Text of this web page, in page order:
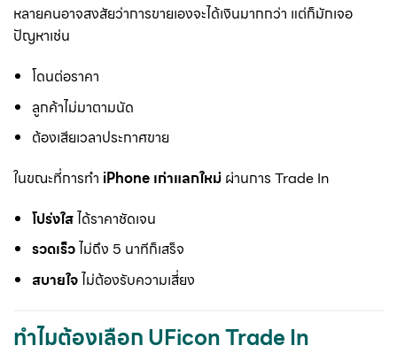
หลายคนอาจสงสัยว่าการขายเองจะได้เงินมากกว่า แต่ก็มักเจอ
ปัญหาเช่น
โดนต่อราคา
ลูกค้าไม่มาตามนัด
ต้องเสียเวลาประกาศขาย
ในขณะที่การทำ iPhone เก่าแลกใหม่ ผ่านการ Trade In
โปร่งใสได้ราคาชัดเจน
รวดเร็วไม่ถึง 5 นาทีก็เสร็จ
สบายใจไม่ต้องรับความเสี่ยง
ทำไมต้องเลือก UFicon Trade In